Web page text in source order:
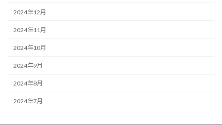
2024年12月
2024年11月
2024年10月
2024年9月
2024年8月
2024年7月